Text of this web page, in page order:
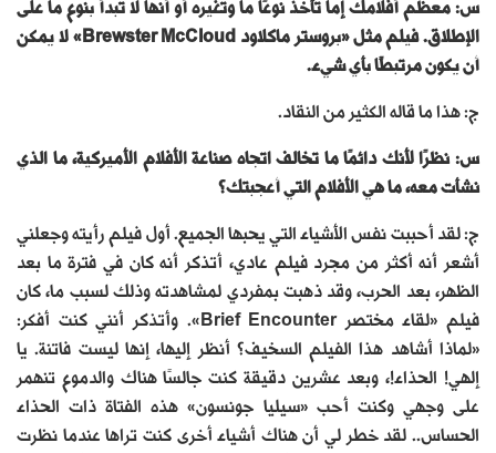
س: معظم أفلامك إما تأخذ نوعًا ما وتغيره أو أنها لا تبدأ بنوع ما على
الإطلاق. فيلم مثل «بروستر ماكلاود Brewster McCloud» لا يمكن
أن يكون مرتبطًا بأي شيء.
ج: هذا ما قاله الكثير من النقاد.
س: نظرًا لأنك دائمًا ما تخالف اتجاه صناعة الأفلام الأميركية، ما الذي
نشأت معه، ما هي الأفلام التي أعجبتك؟
ج: لقد أحببت نفس الأشياء التي يحبها الجميع. أول فيلم رأيته وجعلني
أشعر أنه أكثر من مجرد فيلم عادي، أتذكر أنه كان في فترة ما بعد
الظهر، بعد الحرب، وقد ذهبت بمفردي لمشاهدته وذلك لسبب ما، كان
فيلم «لقاء مختصر Brief Encounter». وأتذكر أنني كنت أفكر:
«لماذا أشاهد هذا الفيلم السخيف؟ أنظر إليها، إنها ليست فاتنة. يا
إلهي! الحذاء!، وبعد عشرين دقيقة كنت جالسًا هناك والدموع تنهمر
على وجهي وكنت أحب «سيليا جونسون» هذه الفتاة ذات الحذاء
الحساس.. لقد خطر لي أن هناك أشياء أخرى كنت تراها عندما نظرت